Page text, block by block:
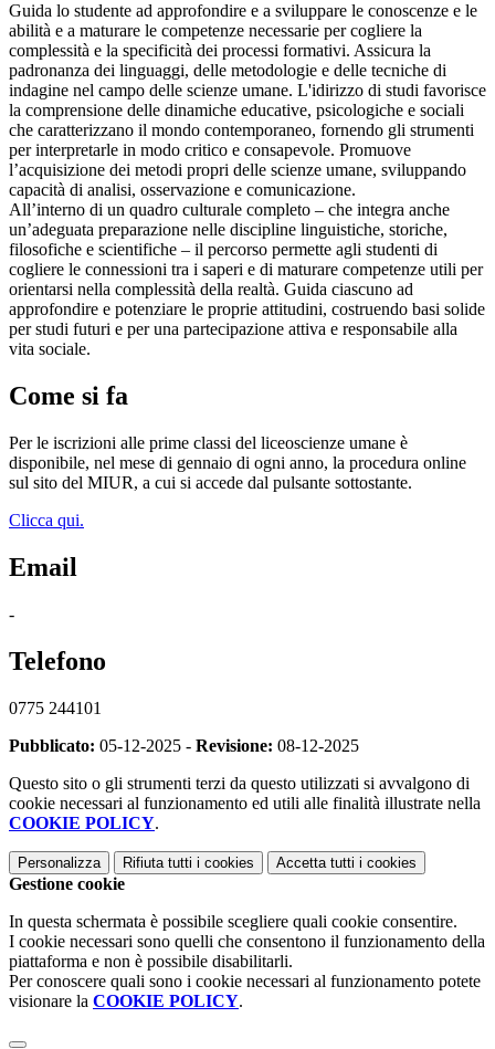
Guida lo studente ad approfondire e a sviluppare le conoscenze e le
abilità e a maturare le competenze necessarie per cogliere la
complessità e la specificità dei processi formativi. Assicura la
padronanza dei linguaggi, delle metodologie e delle tecniche di
indagine nel campo delle scienze umane. L'idirizzo di studi favorisce
la comprensione delle dinamiche educative, psicologiche e sociali
che caratterizzano il mondo contemporaneo, fornendo gli strumenti
per interpretarle in modo critico e consapevole. Promuove
l’acquisizione dei metodi propri delle scienze umane, sviluppando
capacità di analisi, osservazione e comunicazione.
All’interno di un quadro culturale completo – che integra anche
un’adeguata preparazione nelle discipline linguistiche, storiche,
filosofiche e scientifiche – il percorso permette agli studenti di
cogliere le connessioni tra i saperi e di maturare competenze utili per
orientarsi nella complessità della realtà. Guida ciascuno ad
approfondire e potenziare le proprie attitudini, costruendo basi solide
per studi futuri e per una partecipazione attiva e responsabile alla
vita sociale.
Come si fa
Per le iscrizioni alle prime classi del liceoscienze umane è
disponibile, nel mese di gennaio di ogni anno, la procedura online
sul sito del MIUR, a cui si accede dal pulsante sottostante.
Clicca qui.
Email
-
Telefono
0775 244101
Pubblicato: 05-12-2025 - Revisione: 08-12-2025
Questo sito o gli strumenti terzi da questo utilizzati si avvalgono di
cookie necessari al funzionamento ed utili alle finalità illustrate nella
COOKIE POLICY.
Personalizza Rifiuta tutti i cookies Accetta tutti i cookies
Gestione cookie
In questa schermata è possibile scegliere quali cookie consentire.
I cookie necessari sono quelli che consentono il funzionamento della
piattaforma e non è possibile disabilitarli.
Per conoscere quali sono i cookie necessari al funzionamento potete
visionare la COOKIE POLICY.